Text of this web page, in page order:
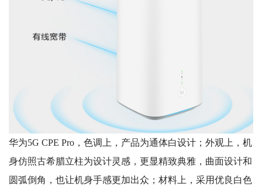
华为5G CPE Pro ，色调上，产品为通体白设计；外观上，机
身仿照古希腊立柱为设计灵感，更显精致典雅，曲面设计和
圆弧倒角，也让机身手感更加出众；材料上，采用优良白色